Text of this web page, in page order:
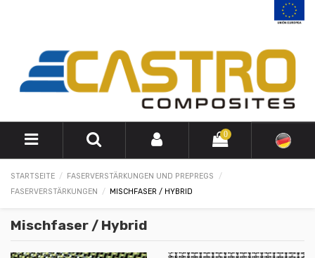
0
STARTSEITE
FASERVERSTÄRKUNGEN UND PREPREGS
FASERVERSTÄRKUNGEN
MISCHFASER / HYBRID
Mischfaser / Hybrid